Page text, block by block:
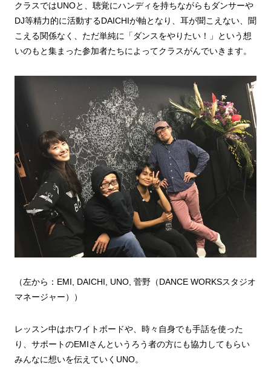
クラスではUNOと、聴覚にハンディを持ちながらもダンサーや
DJ等精力的に活動するDAICHIが軸となり、耳が聞こえない、聞
こえる関係なく、ただ単純に「ダンスをやりたい！」という想
いのもと集まった参加者たちによってクラスがんでいきます。
（左から：EMI, DAICHI, UNO, 菅野（DANCE WORKSスタジオ
マネージャー））
レッスン中はホワイトボードや、時々自身でも手話を使った
り、サポートのEMIさんというろう者の方にも協力してもらい
みんなに想いを伝えていくUNO。